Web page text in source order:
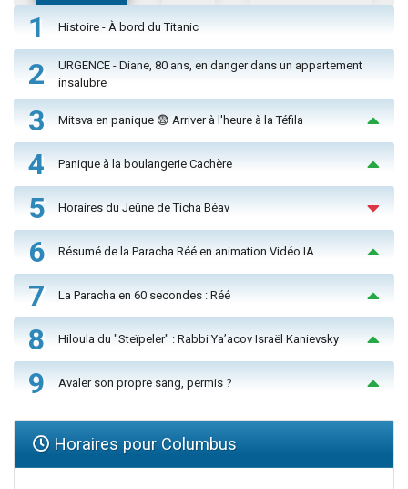
1 Histoire - À bord du Titanic
2
URGENCE - Diane, 80 ans, en danger dans un appartement
insalubre
3 Mitsva en panique 😨 Arriver à l'heure à la Téfila
4 Panique à la boulangerie Cachère
5 Horaires du Jeûne de Ticha Béav
6 Résumé de la Paracha Réé en animation Vidéo IA
7 La Paracha en 60 secondes : Réé
8 Hiloula du "Steïpeler" : Rabbi Ya’acov Israël Kanievsky
9 Avaler son propre sang, permis ?
Horaires pour Columbus